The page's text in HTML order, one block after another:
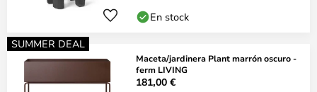
En stock
SUMMER DEAL
Maceta/jardinera Plant marrón oscuro -
ferm LIVING
181,00 €